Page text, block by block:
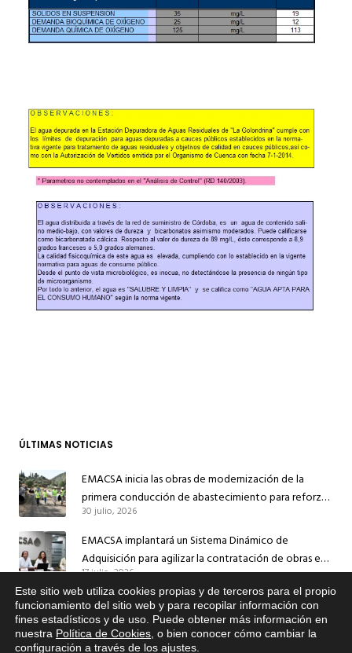
ÚLTIMAS NOTICIAS
EMACSA inicia las obras de modernización de la
primera conducción de abastecimiento para reforzar
el suministro de agua de Córdoba
30 julio, 2026
EMACSA implantará un Sistema Dinámico de
Adquisición para agilizar la contratación de obras en
sus redes e instalaciones
17 julio, 2026
EMACSA inicia hoy las obras de una nueva arteria de
abastecimiento y una red de agua no potable en
Ingeniero Ruiz de Azúa
13 julio, 2026
Este sitio web utiliza cookies propias y de terceros para el propio
funcionamiento del sitio web y para recopilar información con
fines estadísticos y de uso. Puede obtener más información en
nuestra Política de Cookies , o bien conocer cómo cambiar la
configuración a través de los ajustes
Si tiene cualquier duda sobre
EMACSA, haga click abajo.